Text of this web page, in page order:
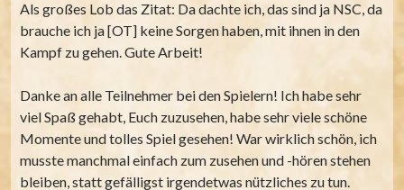
Als großes Lob das Zitat: Da dachte ich, das sind ja NSC, da
brauche ich ja [OT] keine Sorgen haben, mit ihnen in den
Kampf zu gehen. Gute Arbeit!
Danke an alle Teilnehmer bei den Spielern! Ich habe sehr
viel Spaß gehabt, Euch zuzusehen, habe sehr viele schöne
Momente und tolles Spiel gesehen! War wirklich schön, ich
musste manchmal einfach zum zusehen und -hören stehen
bleiben, statt gefälligst irgendetwas nützliches zu tun.